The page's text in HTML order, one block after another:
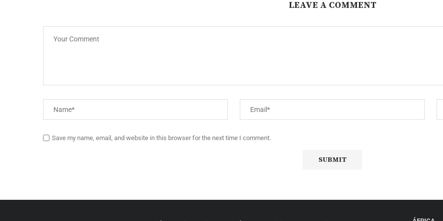
LEAVE A COMMENT
Save my name, email, and website in this browser for the next time I comment.